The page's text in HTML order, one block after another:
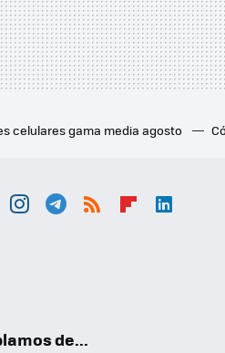
celulares gama media agosto
de...